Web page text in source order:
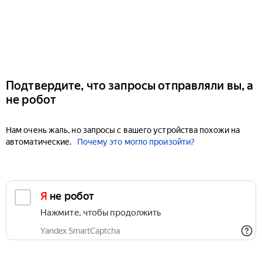
Подтвердите, что запросы отправляли вы, а
не робот
Нам очень жаль, но запросы с вашего устройства похожи на
автоматические.
Почему это могло произойти?
Я не робот
Нажмите, чтобы продолжить
Yandex SmartCaptcha